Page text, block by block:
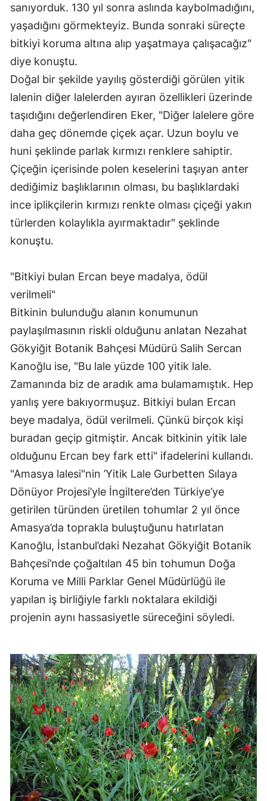
sanıyorduk. 130 yıl sonra aslında kaybolmadığını,
yaşadığını görmekteyiz. Bunda sonraki süreçte
bitkiyi koruma altına alıp yaşatmaya çalışacağız"
diye konuştu.
Doğal bir şekilde yayılış gösterdiği görülen yitik
lalenin diğer lalelerden ayıran özellikleri üzerinde
taşıdığını değerlendiren Eker, "Diğer lalelere göre
daha geç dönemde çiçek açar. Uzun boylu ve
huni şeklinde parlak kırmızı renklere sahiptir.
Çiçeğin içerisinde polen keselerini taşıyan anter
dediğimiz başlıklarının olması, bu başlıklardaki
ince iplikçilerin kırmızı renkte olması çiçeği yakın
türlerden kolaylıkla ayırmaktadır" şeklinde
konuştu.
"Bitkiyi bulan Ercan beye madalya, ödül
verilmeli"
Bitkinin bulunduğu alanın konumunun
paylaşılmasının riskli olduğunu anlatan Nezahat
Gökyiğit Botanik Bahçesi Müdürü Salih Sercan
Kanoğlu ise, "Bu lale yüzde 100 yitik lale.
Zamanında biz de aradık ama bulamamıştık. Hep
yanlış yere bakıyormuşuz. Bitkiyi bulan Ercan
beye madalya, ödül verilmeli. Çünkü birçok kişi
buradan geçip gitmiştir. Ancak bitkinin yitik lale
olduğunu Ercan bey fark etti" ifadelerini kullandı.
"Amasya lalesi"nin ’Yitik Lale Gurbetten Sılaya
Dönüyor Projesi’yle İngiltere’den Türkiye’ye
getirilen türünden üretilen tohumlar 2 yıl önce
Amasya’da toprakla buluştuğunu hatırlatan
Kanoğlu, İstanbul’daki Nezahat Gökyiğit Botanik
Bahçesi’nde çoğaltılan 45 bin tohumun Doğa
Koruma ve Milli Parklar Genel Müdürlüğü ile
yapılan iş birliğiyle farklı noktalara ekildiği
projenin aynı hassasiyetle süreceğini söyledi.